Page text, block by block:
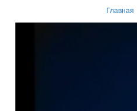
к
Главная